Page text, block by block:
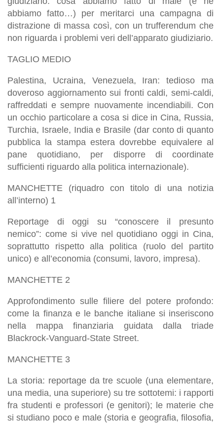
abbiamo fatto…) per meritarci una campagna di
distrazione di massa così, con un trufferendum che
non riguarda i problemi veri dell’apparato giudiziario.
TAGLIO MEDIO
Palestina, Ucraina, Venezuela, Iran: tedioso ma
doveroso aggiornamento sui fronti caldi, semi-caldi,
raffreddati e sempre nuovamente incendiabili. Con
un occhio particolare a cosa si dice in Cina, Russia,
Turchia, Israele, India e Brasile (dar conto di quanto
pubblica la stampa estera dovrebbe equivalere al
pane quotidiano, per disporre di coordinate
sufficienti riguardo alla politica internazionale).
MANCHETTE (riquadro con titolo di una notizia
all’interno) 1
Reportage di oggi su “conoscere il presunto
nemico”: come si vive nel quotidiano oggi in Cina,
soprattutto rispetto alla politica (ruolo del partito
unico) e all’economia (consumi, lavoro, impresa).
MANCHETTE 2
Approfondimento sulle filiere del potere profondo:
come la finanza e le banche italiane si inseriscono
nella mappa finanziaria guidata dalla triade
Blackrock-Vanguard-State Street.
MANCHETTE 3
La storia: reportage da tre scuole (una elementare,
una media, una superiore) su tre sottotemi: i rapporti
fra studenti e professori (e genitori); le materie che
si studiano poco e male (storia e geografia, filosofia,